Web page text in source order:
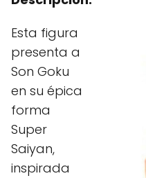
Esta figura
presenta a
Son Goku
en su épica
forma
Super
Saiyan,
inspirada